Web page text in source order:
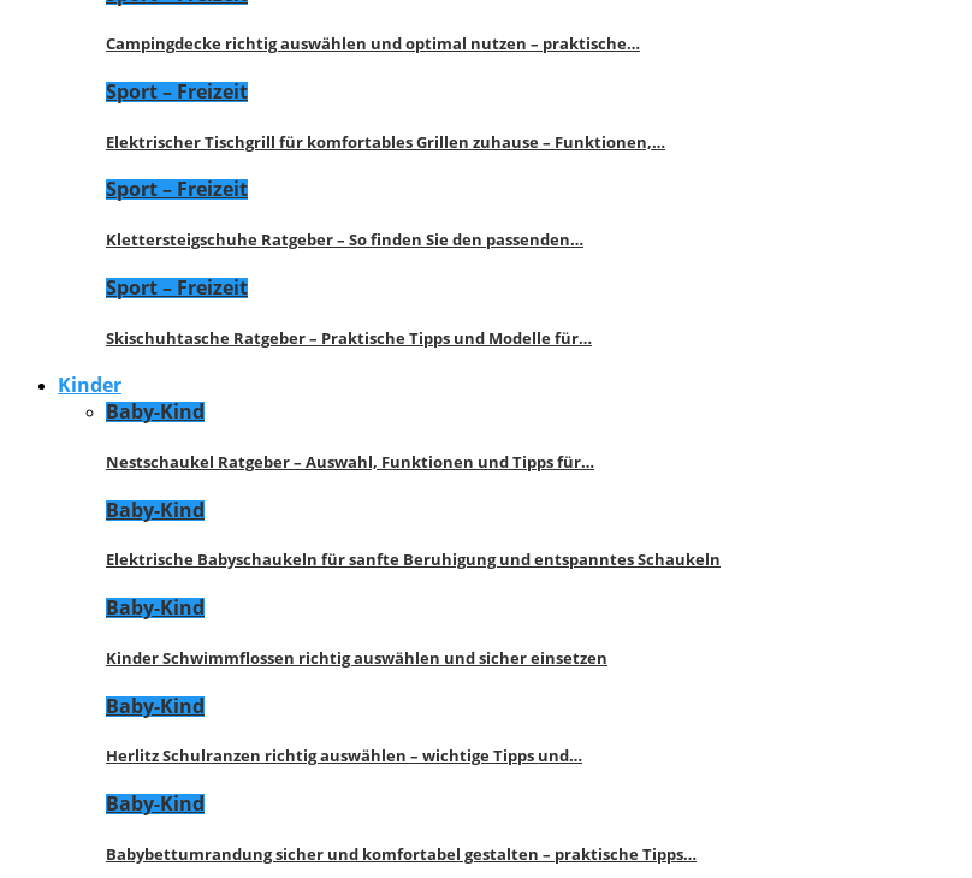
Campingdecke richtig auswählen und optimal nutzen – praktische…
Sport – Freizeit
Elektrischer Tischgrill für komfortables Grillen zuhause – Funktionen,…
Sport – Freizeit
Klettersteigschuhe Ratgeber – So finden Sie den passenden…
Sport – Freizeit
Skischuhtasche Ratgeber – Praktische Tipps und Modelle für…
Kinder
Baby-Kind
Nestschaukel Ratgeber – Auswahl, Funktionen und Tipps für…
Baby-Kind
Elektrische Babyschaukeln für sanfte Beruhigung und entspanntes Schaukeln
Baby-Kind
Kinder Schwimmflossen richtig auswählen und sicher einsetzen
Baby-Kind
Herlitz Schulranzen richtig auswählen – wichtige Tipps und…
Baby-Kind
Babybettumrandung sicher und komfortabel gestalten – praktische Tipps…